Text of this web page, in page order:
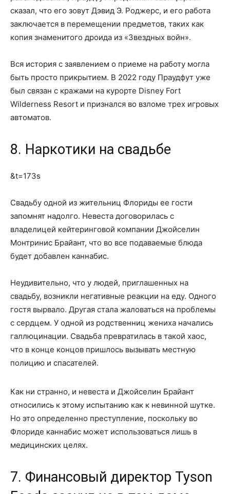
сказал, что его зовут Дэвид Э. Роджерс, и его работа
заключается в перемещении предметов, таких как
копия знаменитого дроида из «Звездных войн».
Вся история с заявлением о приеме на работу могла
быть просто прикрытием. В 2022 году Праудфут уже
был связан с кражами на курорте Disney Fort
Wilderness Resort и признался во взломе трех игровых
автоматов.
8. Наркотики на свадьбе
&t=173s
Свадьбу одной из жительниц Флориды ее гости
запомнят надолго. Невеста договорилась с
владелицей кейтеринговой компании Джойселин
Монтринис Брайант, что во все подаваемые блюда
будет добавлен каннабис.
Неудивительно, что у людей, приглашенных на
свадьбу, возникли негативные реакции на еду. Одного
гостя вырвало. Другая стала жаловаться на проблемы
с сердцем. У одной из родственниц жениха начались
галлюцинации. Свадьба превратилась в такой хаос,
что в конце концов пришлось вызывать местную
полицию и спасателей.
Как ни странно, и невеста и Джойселин Брайант
относились к этому испытанию как к невинной шутке.
Но это определенно преступление, поскольку во
Флориде каннабис может использоваться лишь в
медицинских целях.
7. Финансовый директор Tyson